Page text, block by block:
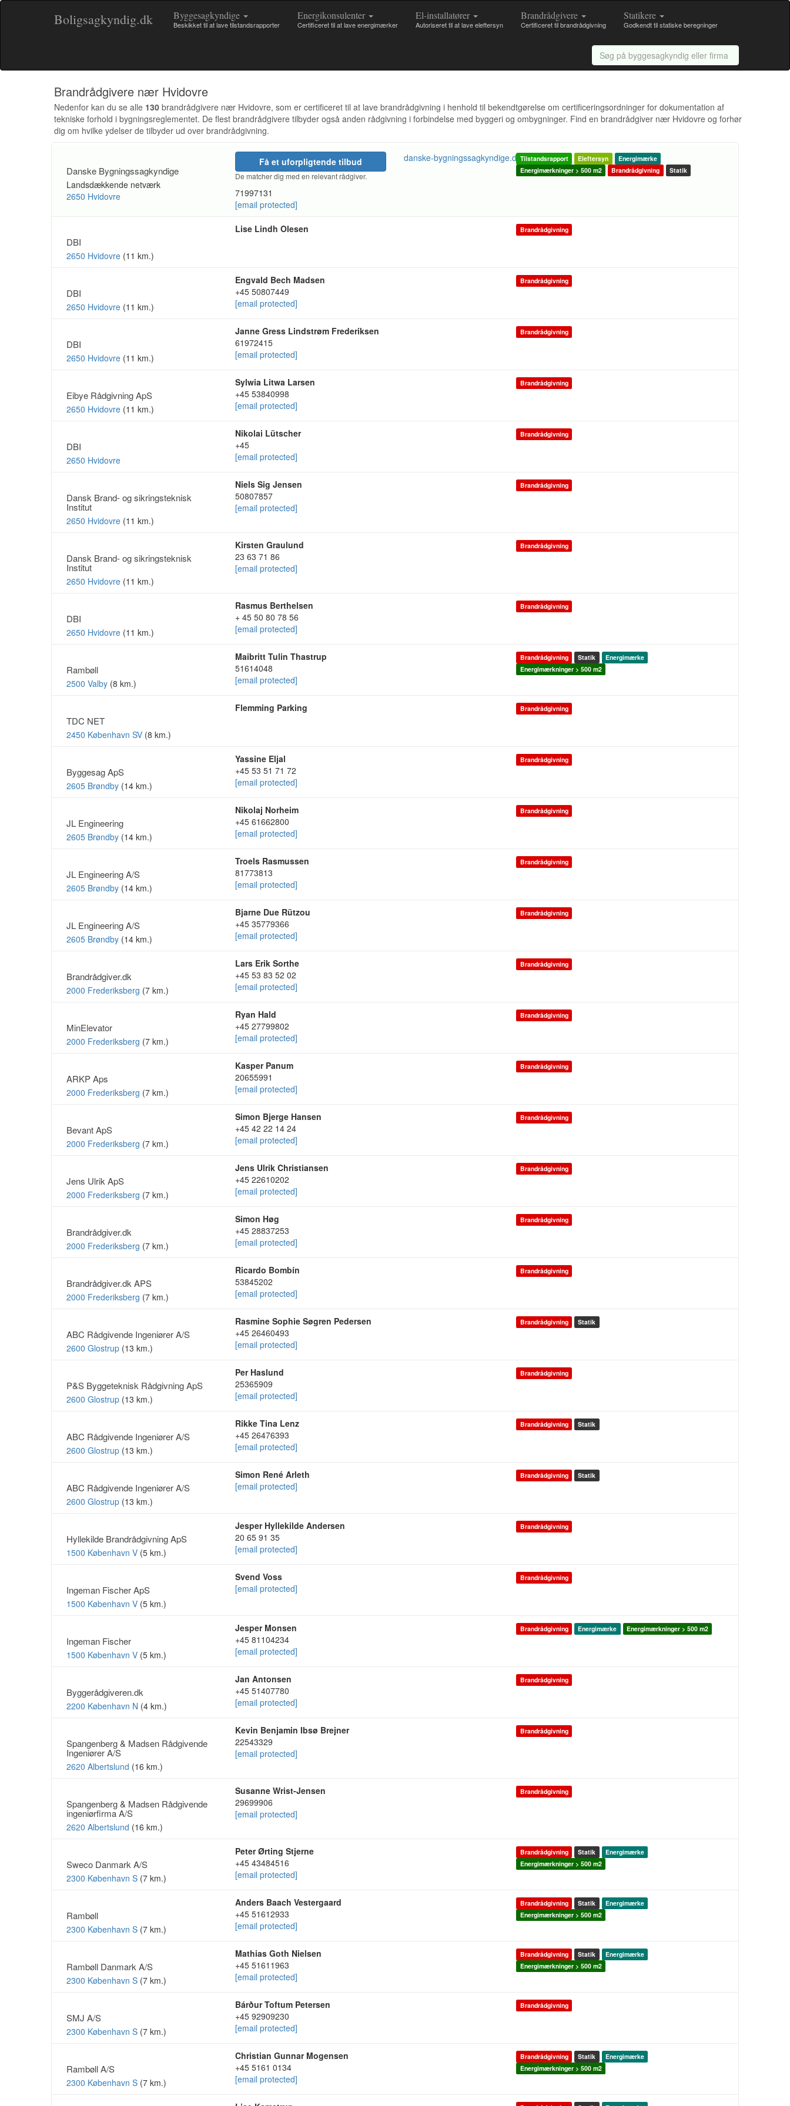
Boligsagkyndig.dk Byggesagkyndige
Beskikket til at lave tilstandsrapporter
Energikonsulenter
Certificeret til at lave energimærker
El-installatører
Autoriseret til at lave eleftersyn
Brandrådgivere
Certificeret til brandrådgivning
Statikere
Godkendt til statiske beregninger
Brandrådgivere nær Hvidovre
Nedenfor kan du se alle 130 brandrådgivere nær Hvidovre, som er certificeret til at lave brandrådgivning i henhold til bekendtgørelse om certificeringsordninger for dokumentation af
tekniske forhold i bygningsreglementet. De flest brandrådgivere tilbyder også anden rådgivning i forbindelse med byggeri og ombygninger. Find en brandrådgiver nær Hvidovre og forhør
dig om hvilke ydelser de tilbyder ud over brandrådgivning.
Danske Bygningssagkyndige
Landsdækkende netværk
2650 Hvidovre
Få et uforpligtende tilbud
De matcher dig med en relevant rådgiver.
71997131
[email protected]
danske-bygningssagkyndige.dkTilstandsrapport Eleftersyn
Energimærke
Energimærkninger > 500 m2
Brandrådgivning Statik
DBI
2650 Hvidovre (11 km.)
Lise Lindh Olesen Brandrådgivning
DBI
2650 Hvidovre (11 km.)
Engvald Bech Madsen
+45 50807449
[email protected]
Brandrådgivning
DBI
2650 Hvidovre (11 km.)
Janne Gress Lindstrøm Frederiksen
61972415
[email protected]
Brandrådgivning
Eibye Rådgivning ApS
2650 Hvidovre (11 km.)
Sylwia Litwa Larsen
+45 53840998
[email protected]
Brandrådgivning
DBI
2650 Hvidovre
Nikolai Lütscher
+45
[email protected]
Brandrådgivning
Dansk Brand- og sikringsteknisk
Institut
2650 Hvidovre (11 km.)
Niels Sig Jensen
50807857
[email protected]
Brandrådgivning
Dansk Brand- og sikringsteknisk
Institut
2650 Hvidovre (11 km.)
Kirsten Graulund
23 63 71 86
[email protected]
Brandrådgivning
DBI
2650 Hvidovre (11 km.)
Rasmus Berthelsen
+ 45 50 80 78 56
[email protected]
Brandrådgivning
Rambøll
2500 Valby (8 km.)
Maibritt Tulin Thastrup
51614048
[email protected]
Brandrådgivning Statik
Energimærke
Energimærkninger > 500 m2
TDC NET
2450 København SV (8 km.)
Flemming Parking Brandrådgivning
Byggesag ApS
2605 Brøndby (14 km.)
Yassine Eljal
+45 53 51 71 72
[email protected]
Brandrådgivning
JL Engineering
2605 Brøndby (14 km.)
Nikolaj Norheim
+45 61662800
[email protected]
Brandrådgivning
JL Engineering A/S
2605 Brøndby (14 km.)
Troels Rasmussen
81773813
[email protected]
Brandrådgivning
JL Engineering A/S
2605 Brøndby (14 km.)
Bjarne Due Rützou
+45 35779366
[email protected]
Brandrådgivning
Brandrådgiver.dk
2000 Frederiksberg (7 km.)
Lars Erik Sorthe
+45 53 83 52 02
[email protected]
Brandrådgivning
MinElevator
2000 Frederiksberg (7 km.)
Ryan Hald
+45 27799802
[email protected]
Brandrådgivning
ARKP Aps
2000 Frederiksberg (7 km.)
Kasper Panum
20655991
[email protected]
Brandrådgivning
Bevant ApS
2000 Frederiksberg (7 km.)
Simon Bjerge Hansen
+45 42 22 14 24
[email protected]
Brandrådgivning
Jens Ulrik ApS
2000 Frederiksberg (7 km.)
Jens Ulrik Christiansen
+45 22610202
[email protected]
Brandrådgivning
Brandrådgiver.dk
2000 Frederiksberg (7 km.)
Simon Høg
+45 28837253
[email protected]
Brandrådgivning
Brandrådgiver.dk APS
2000 Frederiksberg (7 km.)
Ricardo Bombín
53845202
[email protected]
Brandrådgivning
ABC Rådgivende Ingeniører A/S
2600 Glostrup (13 km.)
Rasmine Sophie Søgren Pedersen
+45 26460493
[email protected]
Brandrådgivning Statik
P&S Byggeteknisk Rådgivning ApS
2600 Glostrup (13 km.)
Per Haslund
25365909
[email protected]
Brandrådgivning
ABC Rådgivende Ingeniører A/S
2600 Glostrup (13 km.)
Rikke Tina Lenz
+45 26476393
[email protected]
Brandrådgivning Statik
ABC Rådgivende Ingeniører A/S
2600 Glostrup (13 km.)
Simon René Arleth
[email protected]
Brandrådgivning Statik
Hyllekilde Brandrådgivning ApS
1500 København V (5 km.)
Jesper Hyllekilde Andersen
20 65 91 35
[email protected]
Brandrådgivning
Ingeman Fischer ApS
1500 København V (5 km.)
Svend Voss
[email protected]
Brandrådgivning
Ingeman Fischer
1500 København V (5 km.)
Jesper Monsen
+45 81104234
[email protected]
Brandrådgivning Energimærke Energimærkninger > 500 m2
Byggerådgiveren.dk
2200 København N (4 km.)
Jan Antonsen
+45 51407780
[email protected]
Brandrådgivning
Spangenberg & Madsen Rådgivende
Ingeniører A/S
2620 Albertslund (16 km.)
Kevin Benjamin Ibsø Brejner
22543329
[email protected]
Brandrådgivning
Spangenberg & Madsen Rådgivende
ingeniørfirma A/S
2620 Albertslund (16 km.)
Susanne Wrist-Jensen
29699906
[email protected]
Brandrådgivning
Sweco Danmark A/S
2300 København S (7 km.)
Peter Ørting Stjerne
+45 43484516
[email protected]
Brandrådgivning Statik
Energimærke
Energimærkninger > 500 m2
Rambøll
2300 København S (7 km.)
Anders Baach Vestergaard
+45 51612933
[email protected]
Brandrådgivning Statik
Energimærke
Energimærkninger > 500 m2
Rambøll Danmark A/S
2300 København S (7 km.)
Mathias Goth Nielsen
+45 51611963
[email protected]
Brandrådgivning Statik
Energimærke
Energimærkninger > 500 m2
SMJ A/S
2300 København S (7 km.)
Bárður Toftum Petersen
+45 92909230
[email protected]
Brandrådgivning
Rambøll A/S
2300 København S (7 km.)
Christian Gunnar Mogensen
+45 5161 0134
[email protected]
Brandrådgivning Statik
Energimærke
Energimærkninger > 500 m2